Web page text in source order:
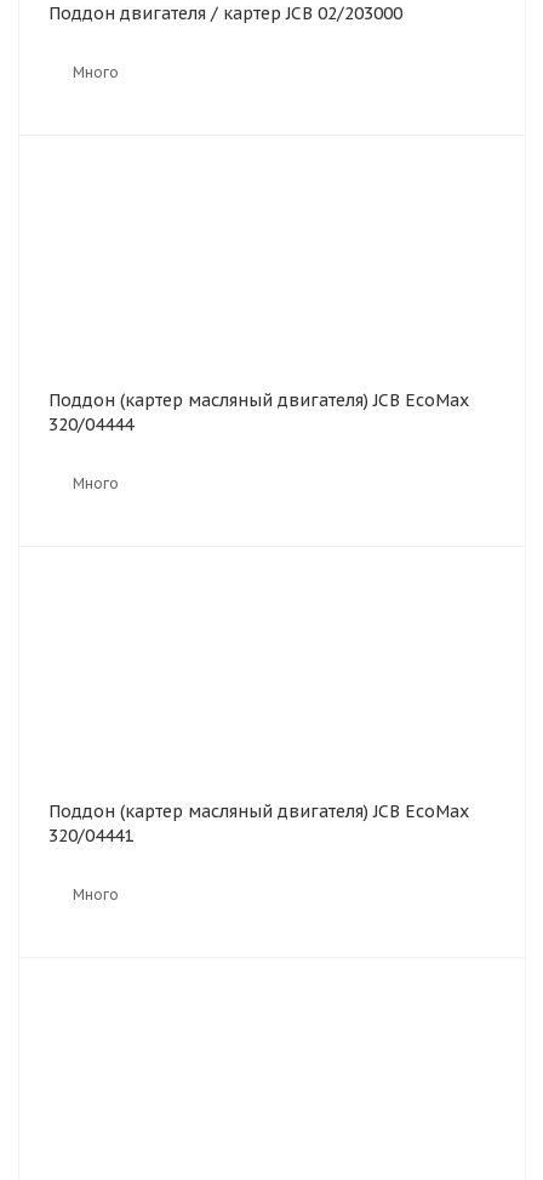
Поддон двигателя / картер JCB 02/203000
Много
Поддон (картер масляный двигателя) JCB EcoMax
320/04444
Много
Поддон (картер масляный двигателя) JCB EcoMax
320/04441
Много